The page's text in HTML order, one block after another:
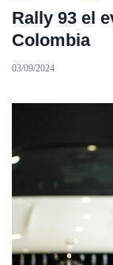
Rally 93 el
Colombia
03/09/2024